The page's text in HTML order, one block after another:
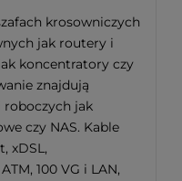
krosowniczych
jak routery i
koncentratory czy
znajdują
roboczych jak
czy NAS. Kable
xDSL,
100 VG i LAN,